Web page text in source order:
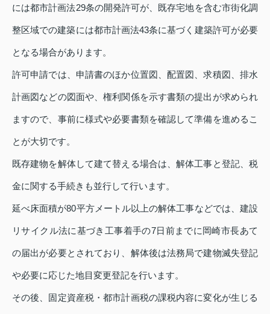
には都市計画法29条の開発許可が、既存宅地を含む市街化調
整区域での建築には都市計画法43条に基づく建築許可が必要
となる場合があります。
許可申請では、申請書のほか位置図、配置図、求積図、排水
計画図などの図面や、権利関係を示す書類の提出が求められ
ますので、事前に様式や必要書類を確認して準備を進めるこ
とが大切です。
既存建物を解体して建て替える場合は、解体工事と登記、税
金に関する手続きも並行して行います。
延べ床面積が80平方メートル以上の解体工事などでは、建設
リサイクル法に基づき工事着手の7日前までに岡崎市長あて
の届出が必要とされており、解体後は法務局で建物滅失登記
や必要に応じた地目変更登記を行います。
その後、固定資産税・都市計画税の課税内容に変化が生じる